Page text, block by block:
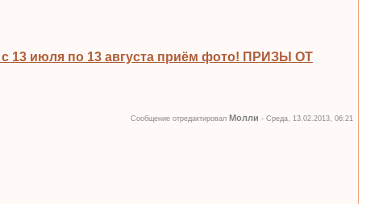
июля по 13 августа приём фото! ПРИЗЫ ОТ
Сообщение отредактировал Молли - Среда, 13.02.2013, 06:21